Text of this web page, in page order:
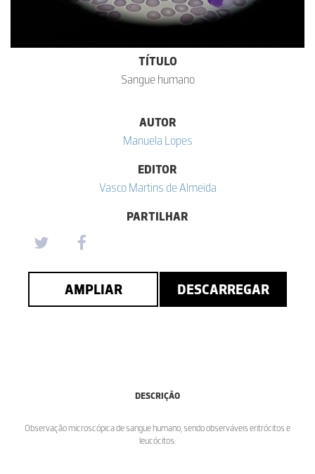
TÍTULO
Sangue humano
AUTOR
Manuela Lopes
EDITOR
Vasco Martins de Almeida
PARTILHAR
AMPLIAR DESCARREGAR
DESCRIÇÃO
Observação microscópica de sangue humano, sendo observáveis eritrócitos e
leucócitos.